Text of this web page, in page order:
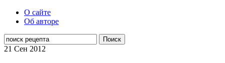
О сайте
Об авторе
Поиск
21 Сен 2012